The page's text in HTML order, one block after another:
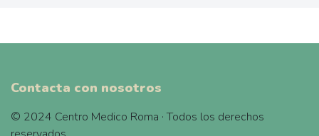
Contacta con nosotros
© 2024 Centro Medico Roma · Todos los derechos